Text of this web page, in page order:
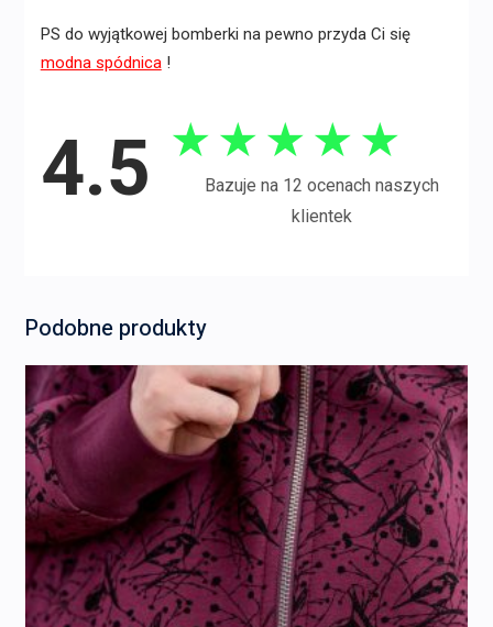
PS do wyjątkowej bomberki na pewno przyda Ci się
modna spódnica!
4.5 ★ ★ ★ ★ ★
Bazuje na 12 ocenach naszych
klientek
Podobne produkty